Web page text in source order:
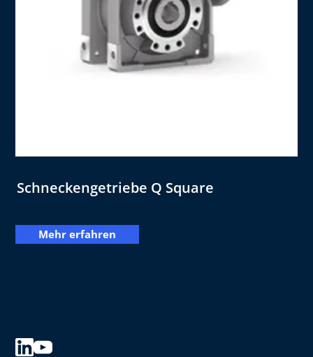
Schneckengetriebe Q Square
Mehr erfahren